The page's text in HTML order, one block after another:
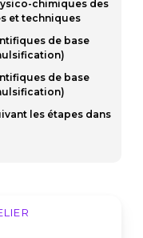
chimiques des
et techniques
de base
de base
les étapes dans